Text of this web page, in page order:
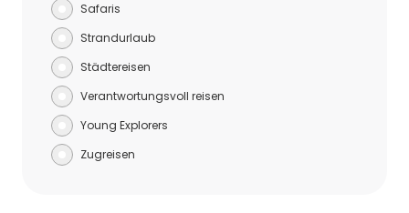
Safaris
Strandurlaub
Städtereisen
Verantwortungsvoll reisen
Young Explorers
Zugreisen